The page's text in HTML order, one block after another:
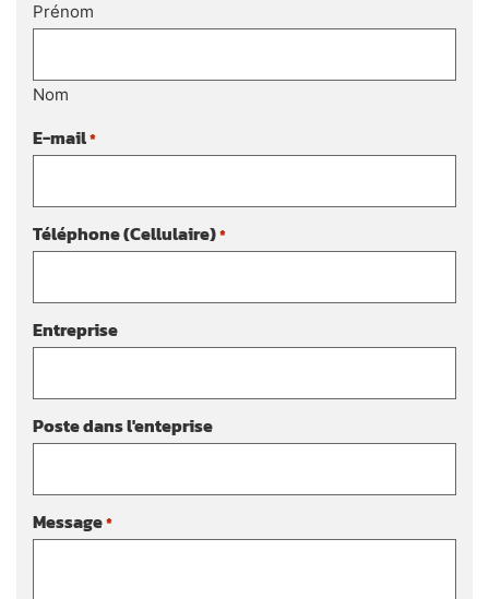
Prénom
Nom
E-mail*
Téléphone (Cellulaire)*
Entreprise
Poste dans l'enteprise
Message*